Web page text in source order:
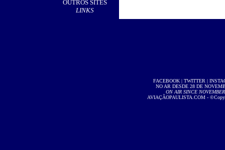
OUTROS SITES
LINKS
FACEBOOK| TWITTER |
NO AR DESDE 28 DE
ON AIR SINCE
AVIAÇÃOPAULISTA.COM -